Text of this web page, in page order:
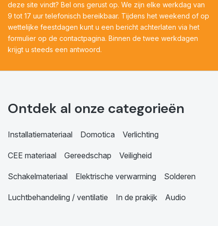
deze site vindt? Bel ons gerust op. We zijn elke werkdag van
9 tot 17 uur telefonisch bereikbaar. Tijdens het weekend of op
wettelijke feestdagen kunt u een bericht achterlaten via het
formulier op de contactpagina. Binnen de twee werkdagen
krijgt u steeds een antwoord.
Ontdek al onze categorieën
Installatiemateriaal Domotica Verlichting
CEE materiaal Gereedschap Veiligheid
Schakelmateriaal Elektrische verwarming Solderen
Luchtbehandeling / ventilatie In de prakijk Audio